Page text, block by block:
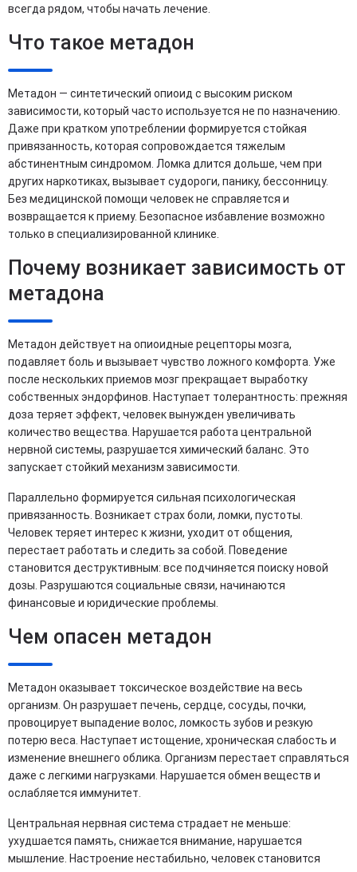
всегда рядом, чтобы начать лечение.
Что такое метадон
Метадон — синтетический опиоид с высоким риском
зависимости, который часто используется не по назначению.
Даже при кратком употреблении формируется стойкая
привязанность, которая сопровождается тяжелым
абстинентным синдромом. Ломка длится дольше, чем при
других наркотиках, вызывает судороги, панику, бессонницу.
Без медицинской помощи человек не справляется и
возвращается к приему. Безопасное избавление возможно
только в специализированной клинике.
Почему возникает зависимость от
метадона
Метадон действует на опиоидные рецепторы мозга,
подавляет боль и вызывает чувство ложного комфорта. Уже
после нескольких приемов мозг прекращает выработку
собственных эндорфинов. Наступает толерантность: прежняя
доза теряет эффект, человек вынужден увеличивать
количество вещества. Нарушается работа центральной
нервной системы, разрушается химический баланс. Это
запускает стойкий механизм зависимости.
Параллельно формируется сильная психологическая
привязанность. Возникает страх боли, ломки, пустоты.
Человек теряет интерес к жизни, уходит от общения,
перестает работать и следить за собой. Поведение
становится деструктивным: все подчиняется поиску новой
дозы. Разрушаются социальные связи, начинаются
финансовые и юридические проблемы.
Чем опасен метадон
Метадон оказывает токсическое воздействие на весь
организм. Он разрушает печень, сердце, сосуды, почки,
провоцирует выпадение волос, ломкость зубов и резкую
потерю веса. Наступает истощение, хроническая слабость и
изменение внешнего облика. Организм перестает справляться
даже с легкими нагрузками. Нарушается обмен веществ и
ослабляется иммунитет.
Центральная нервная система страдает не меньше:
ухудшается память, снижается внимание, нарушается
мышление. Настроение нестабильно, человек становится